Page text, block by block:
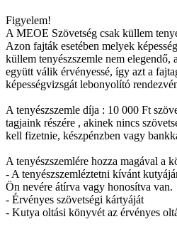
Figyelem!
A MEOE Szövetség csak küllem
Azon fajták esetében melyek
küllem tenyészszemle nem elegendő,
együtt válik érvényessé, így azt a
képességvizsgát lebonyolító
A tenyészszemle díja : 10 000 Ft
tagjaink részére , akinek nincs
kell fizetnie, készpénzben vagy
A tenyészszemlére hozza magával a
- A tenyészszemléztetni kívánt
Ön nevére átírva vagy honosítva van.
- Érvényes szövetségi kártyáját
- Kutya oltási könyvét az érvényes